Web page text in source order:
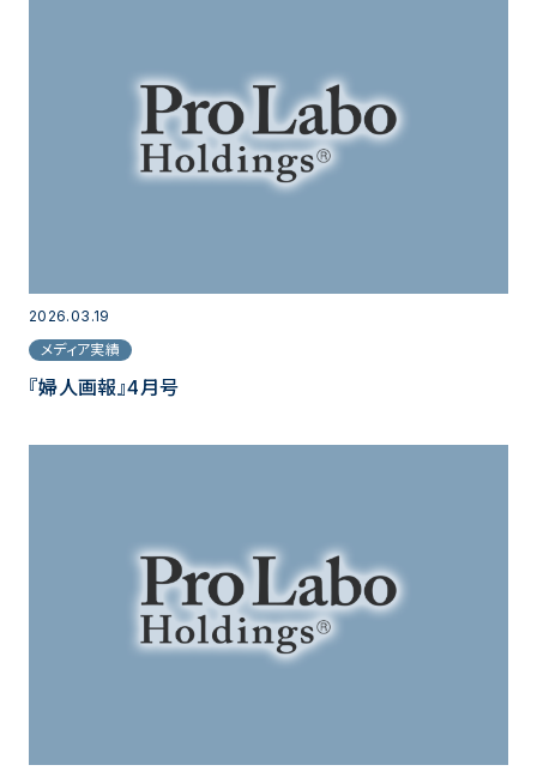
2026.03.19
メディア実績
『婦人画報』4月号